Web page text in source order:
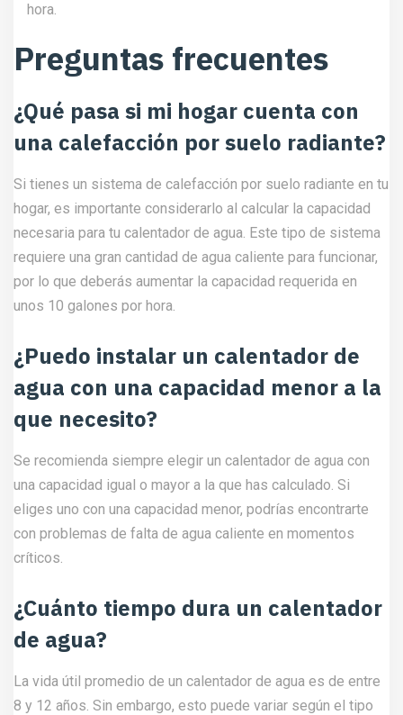
hora.
Preguntas frecuentes
¿Qué pasa si mi hogar cuenta con
una calefacción por suelo radiante?
Si tienes un sistema de calefacción por suelo radiante en tu
hogar, es importante considerarlo al calcular la capacidad
necesaria para tu calentador de agua. Este tipo de sistema
requiere una gran cantidad de agua caliente para funcionar,
por lo que deberás aumentar la capacidad requerida en
unos 10 galones por hora.
¿Puedo instalar un calentador de
agua con una capacidad menor a la
que necesito?
Se recomienda siempre elegir un calentador de agua con
una capacidad igual o mayor a la que has calculado. Si
eliges uno con una capacidad menor, podrías encontrarte
con problemas de falta de agua caliente en momentos
críticos.
¿Cuánto tiempo dura un calentador
de agua?
La vida útil promedio de un calentador de agua es de entre
8 y 12 años. Sin embargo, esto puede variar según el tipo